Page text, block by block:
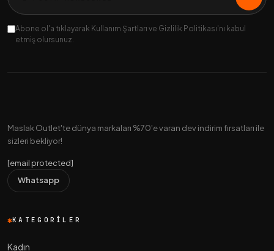
Abone ol'a tıklayarak Kullanım Şartları ve Gizlilik Politikası'nı kabul
etmiş olursunuz.
Maslak Outlet'te dünya markaları %70'e varan dev indirim fırsatları ile
sizleri bekliyor!
[email protected]
Whatsapp
KATEGORILER
Kadın